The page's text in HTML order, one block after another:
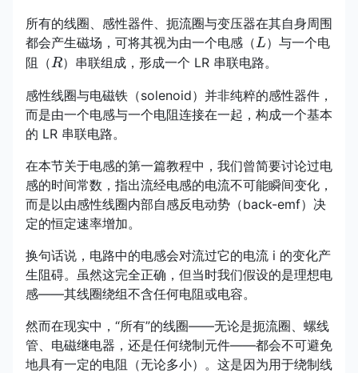
所有的线圈、感性器件、扼流圈与变压器在其自身周围
都会产生磁场，可将其视为由一个电感（ L
L）与一个电
阻（ R
R）串联组成，形成一个 LR 串联电路。
感性线圈与电磁铁（solenoid）并非纯粹的感性器件，
而是由一个电感与一个电阻连接在一起，构成一个基本
的 LR 串联电路。
在本节关于电感的第一篇教程中，我们曾简要讨论过电
感的时间常数，指出流经电感的电流不可能瞬间变化，
而是以由感性线圈内部自感反电动势（back-emf）决
定的恒定速率增加。
换句话说，电路中的电感会对流过它的电流 i 的变化产
生阻碍。虽然这完全正确，但当时我们假设的是理想电
感——其线圈绕组不含任何电阻或电容。
然而在现实中，“所有”的线圈——无论是扼流圈、螺线
管、电磁继电器，还是任何绕制元件——都会不可避免
地具有一定的电阻（无论多小）。这是因为用于绕制线